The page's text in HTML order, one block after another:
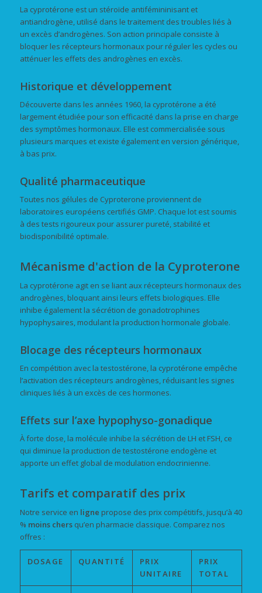
La cyprotérone est un stéroïde antifémininisant et
antiandrogène, utilisé dans le traitement des troubles liés à
un excès d’androgènes. Son action principale consiste à
bloquer les récepteurs hormonaux pour réguler les cycles ou
atténuer les effets des androgènes en excès.
Historique et développement
Découverte dans les années 1960, la cyprotérone a été
largement étudiée pour son efficacité dans la prise en charge
des symptômes hormonaux. Elle est commercialisée sous
plusieurs marques et existe également en version générique,
à bas prix.
Qualité pharmaceutique
Toutes nos gélules de Cyproterone proviennent de
laboratoires européens certifiés GMP. Chaque lot est soumis
à des tests rigoureux pour assurer pureté, stabilité et
biodisponibilité optimale.
Mécanisme d'action de la Cyproterone
La cyprotérone agit en se liant aux récepteurs hormonaux des
androgènes, bloquant ainsi leurs effets biologiques. Elle
inhibe également la sécrétion de gonadotrophines
hypophysaires, modulant la production hormonale globale.
Blocage des récepteurs hormonaux
En compétition avec la testostérone, la cyprotérone empêche
l’activation des récepteurs androgènes, réduisant les signes
cliniques liés à un excès de ces hormones.
Effets sur l’axe hypophyso-gonadique
À forte dose, la molécule inhibe la sécrétion de LH et FSH, ce
qui diminue la production de testostérone endogène et
apporte un effet global de modulation endocrinienne.
Tarifs et comparatif des prix
Notre service en ligne propose des prix compétitifs, jusqu’à 40
% moins chersqu’en pharmacie classique. Comparez nos
offres :
DOSAGE QUANTITÉ
PRIX
UNITAIRE
PRIX
TOTAL